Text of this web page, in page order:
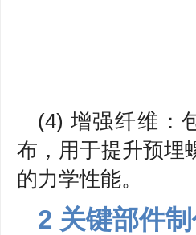
(4) 增强纤维：
布，用于提升预埋
的力学性能。
2 关键部件